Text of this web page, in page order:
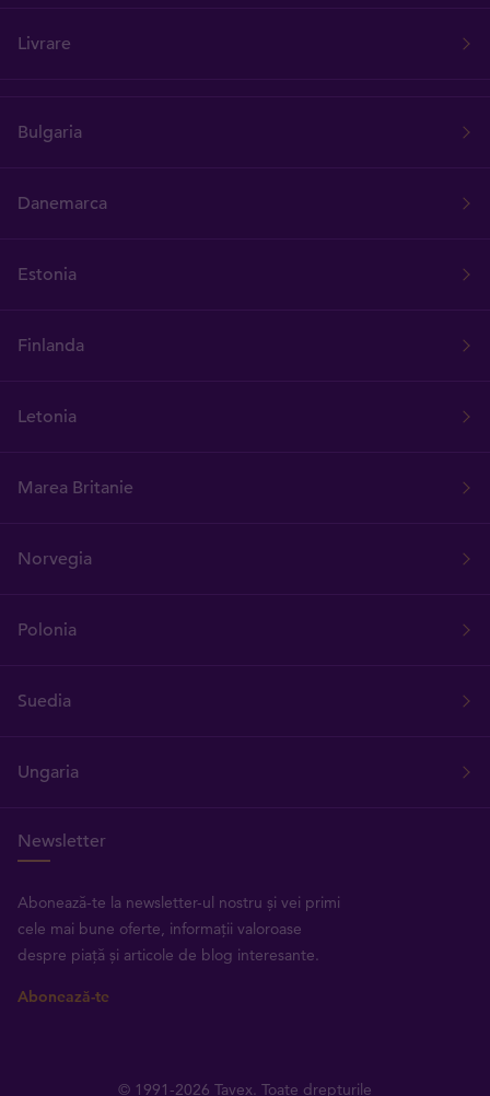
Livrare
Bulgaria
Danemarca
Estonia
Finlanda
Letonia
Marea Britanie
Norvegia
Polonia
Suedia
Ungaria
Newsletter
Abonează-te la newsletter-ul nostru și vei primi
cele mai bune oferte, informații valoroase
despre piață și articole de blog interesante.
Abonează-te
© 1991-2026 Tavex. Toate drepturile